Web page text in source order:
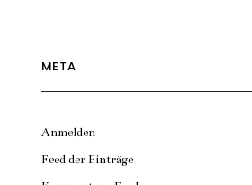
META
Anmelden
Feed der Einträge